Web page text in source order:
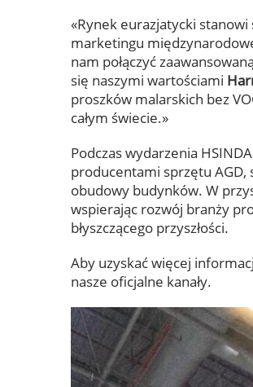
«Rynek eurazjatycki stanowi
marketingu
nam połączyć
się naszymi wartościami
proszków malarskich bez
całym świecie.»
Podczas wydarzenia
producentami sprzętu
obudowy budynków. W
wspierając rozwój branży
błyszczącego przyszłości.
Aby uzyskać więcej
nasze oficjalne kanały.